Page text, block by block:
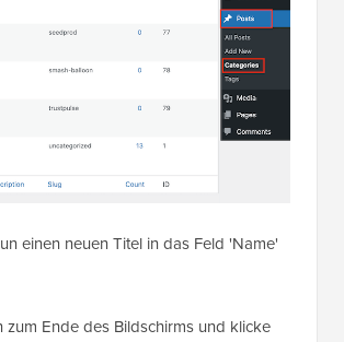
einen neuen Titel in das Feld 'Name'
zum Ende des Bildschirms und klicke